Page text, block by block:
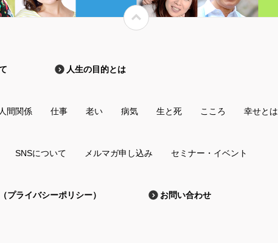
人生の目的とは
人間関係 仕事 老い 病気 生と死 こころ 幸せとは
SNSについて メルマガ申し込み セミナー・イベント
プライバシーポリシー） お問い合わせ